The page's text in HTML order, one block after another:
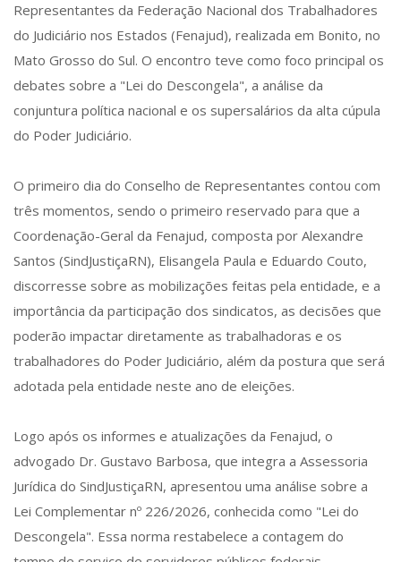
Representantes da Federação Nacional dos Trabalhadores
do Judiciário nos Estados (Fenajud), realizada em Bonito, no
Mato Grosso do Sul. O encontro teve como foco principal os
debates sobre a "Lei do Descongela", a análise da
conjuntura política nacional e os supersalários da alta cúpula
do Poder Judiciário.
O primeiro dia do Conselho de Representantes contou com
três momentos, sendo o primeiro reservado para que a
Coordenação-Geral da Fenajud, composta por Alexandre
Santos (SindJustiçaRN), Elisangela Paula e Eduardo Couto,
discorresse sobre as mobilizações feitas pela entidade, e a
importância da participação dos sindicatos, as decisões que
poderão impactar diretamente as trabalhadoras e os
trabalhadores do Poder Judiciário, além da postura que será
adotada pela entidade neste ano de eleições.
Logo após os informes e atualizações da Fenajud, o
advogado Dr. Gustavo Barbosa, que integra a Assessoria
Jurídica do SindJustiçaRN, apresentou uma análise sobre a
Lei Complementar nº 226/2026, conhecida como "Lei do
Descongela". Essa norma restabelece a contagem do